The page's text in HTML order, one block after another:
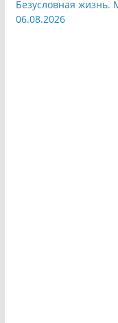
Безусловная жизнь.
06.08.2026